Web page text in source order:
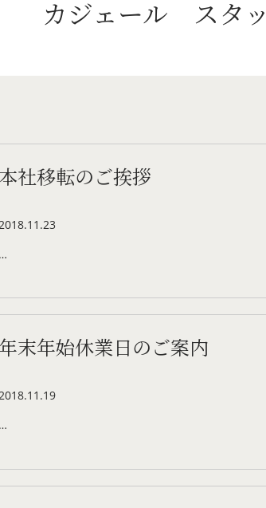
カジェール スタ
本社移転のご挨拶
…
年末年始休業日のご案内
…